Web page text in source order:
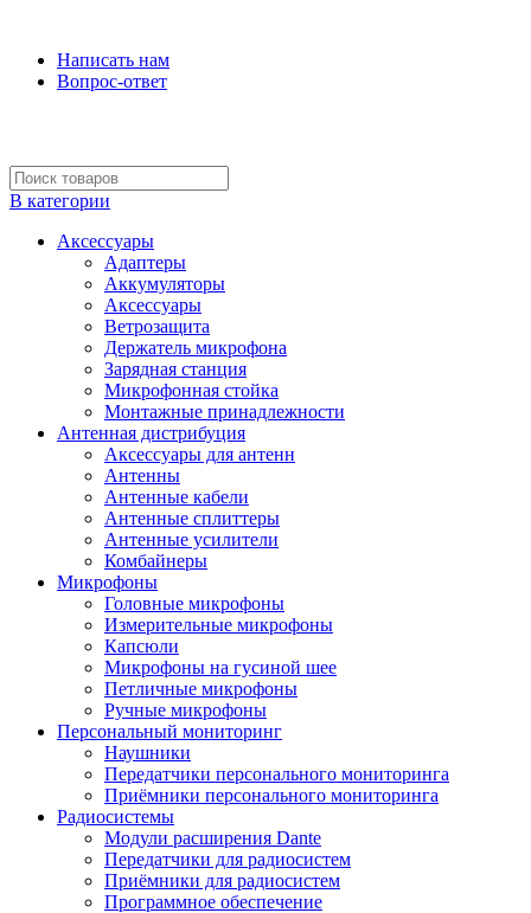
Написать нам
Вопрос-ответ
В категории
Аксессуары
Адаптеры
Аккумуляторы
Аксессуары
Ветрозащита
Держатель микрофона
Зарядная станция
Микрофонная стойка
Монтажные принадлежности
Антенная дистрибуция
Аксессуары для антенн
Антенны
Антенные кабели
Антенные сплиттеры
Антенные усилители
Комбайнеры
Микрофоны
Головные микрофоны
Измерительные микрофоны
Капсюли
Микрофоны на гусиной шее
Петличные микрофоны
Ручные микрофоны
Персональный мониторинг
Наушники
Передатчики персонального мониторинга
Приёмники персонального мониторинга
Радиосистемы
Модули расширения Dante
Передатчики для радиосистем
Приёмники для радиосистем
Программное обеспечение